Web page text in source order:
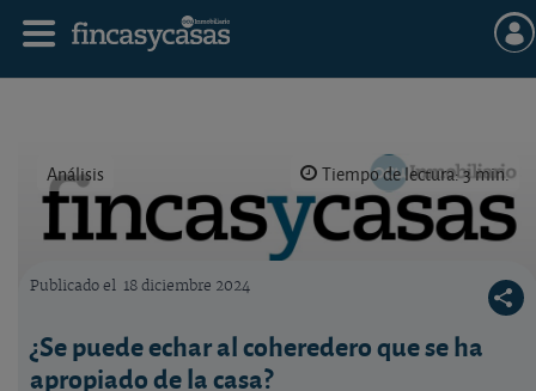
Análisis Tiempo de lectura: 3 min.
Publicado el 18 diciembre 2024
¿Se puede echar al coheredero que se ha
apropiado de la casa?